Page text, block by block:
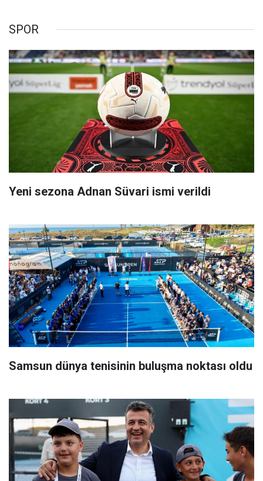
SPOR
Yeni sezona Adnan Süvari ismi verildi
Samsun dünya tenisinin buluşma noktası oldu